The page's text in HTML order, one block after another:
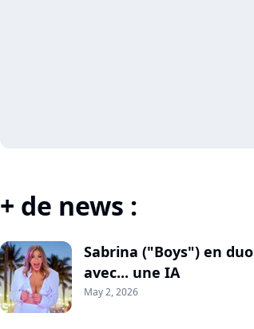
+ de news :
Sabrina ("Boys") en duo
avec... une IA
May 2, 2026